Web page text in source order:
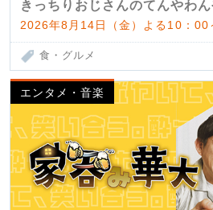
きっちりおじさんのてんやわ
2026年8月14日（金）よる10：00
食・グルメ
エンタメ・音楽